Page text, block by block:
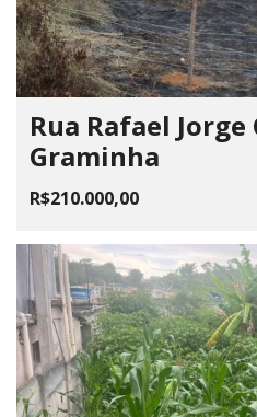
Rua Rafael Jorge
Graminha
R$210.000,00